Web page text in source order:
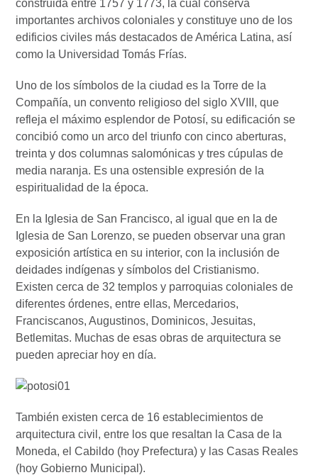
construida entre 1757 y 1773, la cual conserva
importantes archivos coloniales y constituye uno de los
edificios civiles más destacados de América Latina, así
como la Universidad Tomás Frías.
Uno de los símbolos de la ciudad es la Torre de la
Compañía, un convento religioso del siglo XVIII, que
refleja el máximo esplendor de Potosí, su edificación se
concibió como un arco del triunfo con cinco aberturas,
treinta y dos columnas salomónicas y tres cúpulas de
media naranja. Es una ostensible expresión de la
espiritualidad de la época.
En la Iglesia de San Francisco, al igual que en la de
Iglesia de San Lorenzo, se pueden observar una gran
exposición artística en su interior, con la inclusión de
deidades indígenas y símbolos del Cristianismo.
Existen cerca de 32 templos y parroquias coloniales de
diferentes órdenes, entre ellas, Mercedarios,
Franciscanos, Augustinos, Dominicos, Jesuitas,
Betlemitas. Muchas de esas obras de arquitectura se
pueden apreciar hoy en día.
También existen cerca de 16 establecimientos de
arquitectura civil, entre los que resaltan la Casa de la
Moneda, el Cabildo (hoy Prefectura) y las Casas Reales
(hoy Gobierno Municipal).